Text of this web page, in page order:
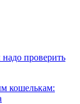
проверить
кошелькам: